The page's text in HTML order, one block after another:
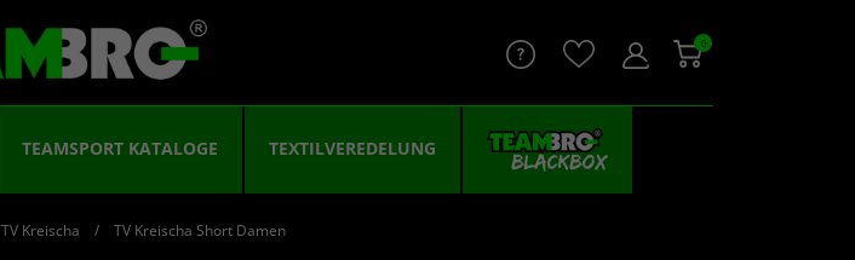
0
TEAMSPORT KATALOGE TEXTILVEREDELUNG
TV Kreischa TV Kreischa Short Damen